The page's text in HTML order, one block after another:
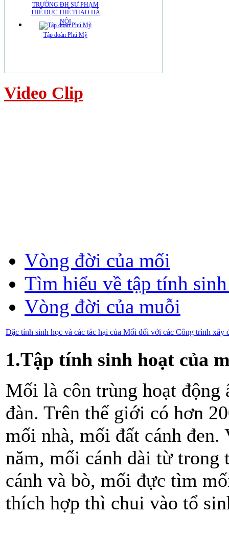
TRƯỜNG ĐH SƯ PHẠM
THỂ DỤC THỂ THAO HÀ
NỘI
Tập đoàn Phú Mỹ
Video Clip
Vòng đời của mối
Tìm hiểu về tập tính
Vòng đời của muỗi
Đặc tính sinh học và các tác hại của Mối đối với các Công trình xây
1.Tập tính sinh hoạt của
Mối là côn trùng hoạt động
đàn. Trên thế giới có hơn
mối nhà, mối đất cánh đen.
năm, mối cánh dài từ trong
cánh và bò, mối đực tìm
thích hợp thì chui vào tổ